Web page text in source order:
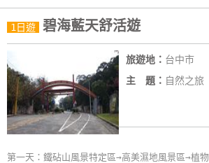
務
顧
客
滿
意
度
1日遊 碧海藍天舒活遊
旅遊地： 台中市
主 題： 自然之旅
第一天：鐵砧山風景特定區→高美濕地風景區→植